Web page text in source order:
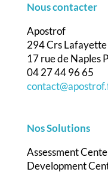
Nous contacter
Apostrof
294 Crs Lafayette
17 rue de Naples
04 27 44 96 65
Nos Solutions
Assessment
Development